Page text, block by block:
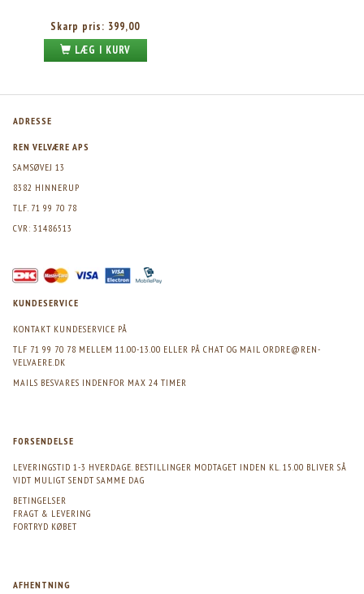
Skarp pris: 399,00
LÆG I KURV
ADRESSE
REN VELVÆRE APS
SAMSØVEJ 13
8382 HINNERUP
TLF. 71 99 70 78
CVR: 31486513
KUNDESERVICE
KONTAKT KUNDESERVICE PÅ
TLF 71 99 70 78 MELLEM 11.00-13.00 ELLER PÅ CHAT OG MAIL ORDRE@REN-
VELVAERE.DK
MAILS BESVARES INDENFOR MAX 24 TIMER
FORSENDELSE
LEVERINGSTID 1-3 HVERDAGE. BESTILLINGER MODTAGET INDEN KL. 15.00 BLIVER SÅ
VIDT MULIGT SENDT SAMME DAG
BETINGELSER
FRAGT & LEVERING
FORTRYD KØBET
AFHENTNING